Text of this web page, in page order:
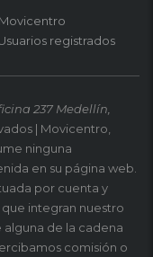
registrados
237 Medellín,
| Movicentro,
ninguna
en su página web.
por cuenta y
integran nuestro
de la cadena
comisión o